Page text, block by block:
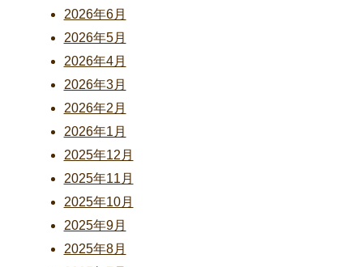
2026年6月
2026年5月
2026年4月
2026年3月
2026年2月
2026年1月
2025年12月
2025年11月
2025年10月
2025年9月
2025年8月